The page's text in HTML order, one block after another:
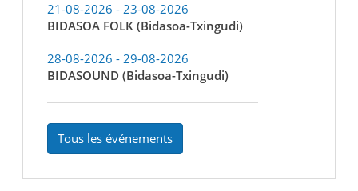
21-08-2026 - 23-08-2026
BIDASOA FOLK (Bidasoa-Txingudi)
28-08-2026 - 29-08-2026
BIDASOUND (Bidasoa-Txingudi)
Tous les événements